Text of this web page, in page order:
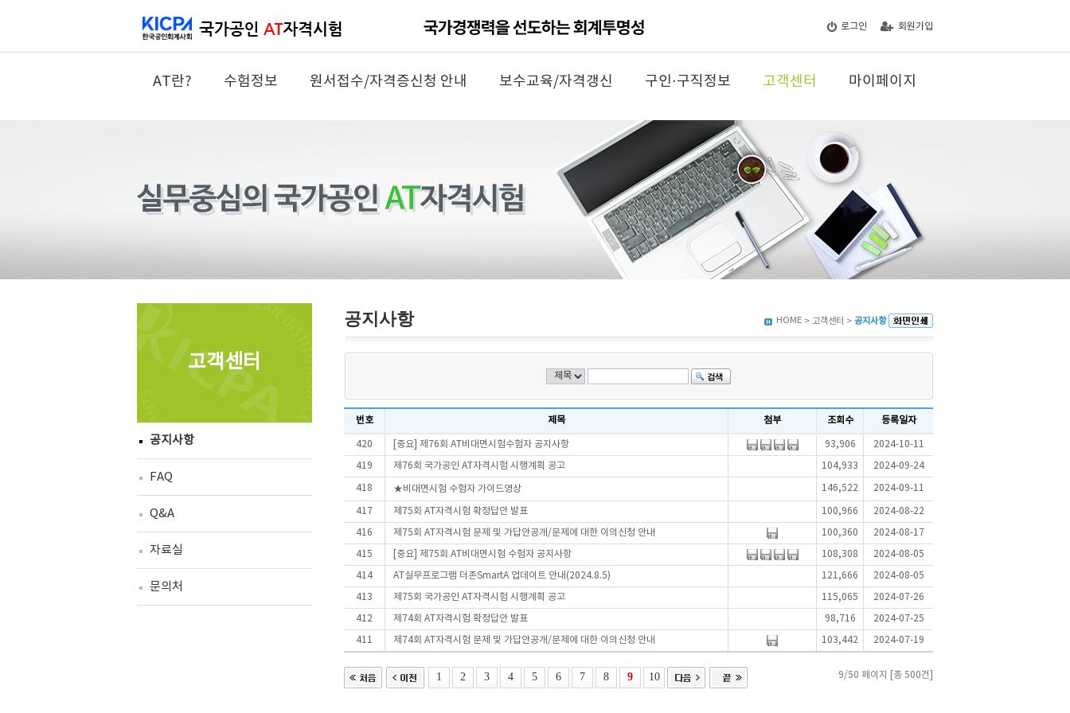
로그인 회원가입
AT란? 수험정보 원서접수/자격증신청 안내 보수교육/자격갱신 구인·구직정보 고객센터 마이페이지
고객센터
공지사항
FAQ
Q&A
자료실
문의처
공지사항 HOME > 고객센터 > 공지사항
번호 제목 첨부 조회수 등록일자
420 [중요] 제76회 AT비대면시험수험자 공지사항 93,906 2024-10-11
419 제76회 국가공인 AT자격시험 시행계획 공고 104,933 2024-09-24
418 ★비대면시험 수험자 가이드영상 146,522 2024-09-11
417 제75회 AT자격시험 확정답안 발표 100,966 2024-08-22
416 제75회 AT자격시험 문제 및 가답안공개/문제에 대한 이의신청 안내 100,360 2024-08-17
415 [중요] 제75회 AT비대면시험 수험자 공지사항 108,308 2024-08-05
414 AT실무프로그램 더존SmartA 업데이트 안내(2024.8.5) 121,666 2024-08-05
413 제75회 국가공인 AT자격시험 시행계획 공고 115,065 2024-07-26
412 제74회 AT자격시험 확정답안 발표 98,716 2024-07-25
411 제74회 AT자격시험 문제 및 가답안공개/문제에 대한 이의신청 안내 103,442 2024-07-19
1 2 3 4 5 6 7 8 9 10 9/50 페이지 [총 500건]